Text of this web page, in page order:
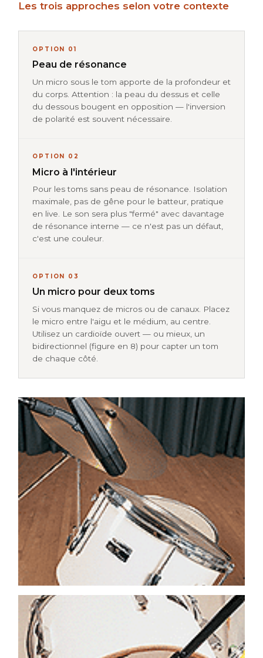
Les trois approches selon votre contexte
OPTION 01
Peau de résonance
Un micro sous le tom apporte de la profondeur et
du corps. Attention : la peau du dessus et celle
du dessous bougent en opposition — l'inversion
de polarité est souvent nécessaire.
OPTION 02
Micro à l'intérieur
Pour les toms sans peau de résonance. Isolation
maximale, pas de gêne pour le batteur, pratique
en live. Le son sera plus "fermé" avec davantage
de résonance interne — ce n'est pas un défaut,
c'est une couleur.
OPTION 03
Un micro pour deux toms
Si vous manquez de micros ou de canaux. Placez
le micro entre l'aigu et le médium, au centre.
Utilisez un cardioïde ouvert — ou mieux, un
bidirectionnel (figure en 8) pour capter un tom
de chaque côté.